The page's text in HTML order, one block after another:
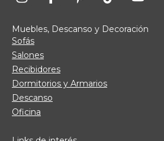
Muebles, Descanso y Decoración
Sofás
Salones
Recibidores
Dormitorios y Armarios
Descanso
Oficina